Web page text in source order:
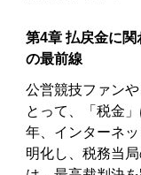
第4章 払戻金に
の最前線
公営競技ファン
とって、「税金
年、インターネ
明化し、税務当